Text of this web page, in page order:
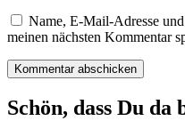
Name, E-Mail-Adresse
meinen nächsten Kommentar
Schön, dass Du da